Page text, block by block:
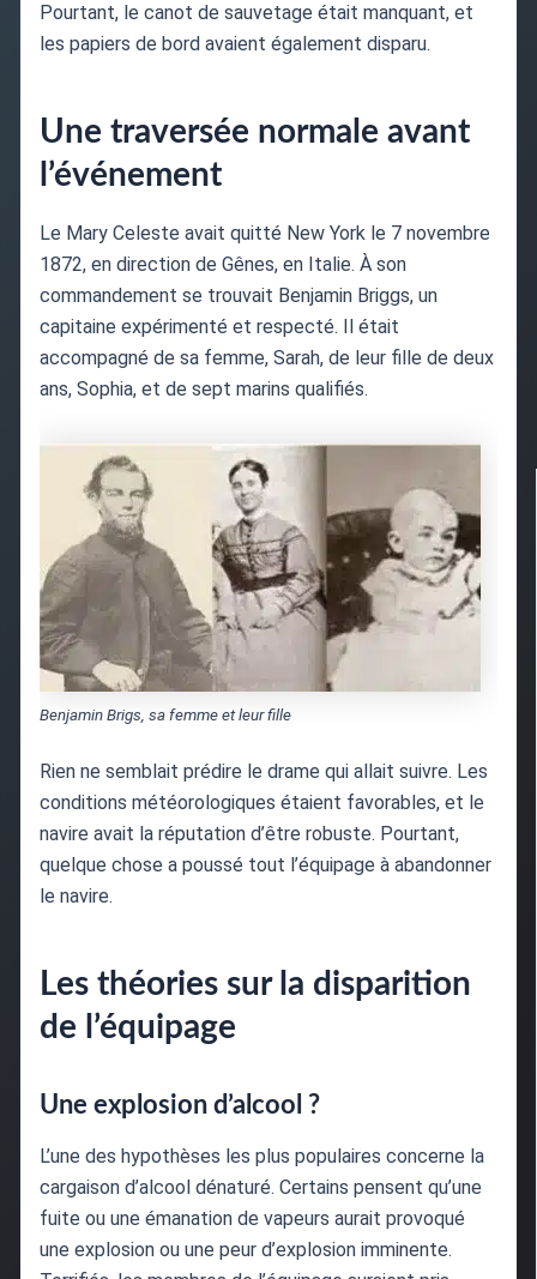
Pourtant, le canot de sauvetage était manquant, et
les papiers de bord avaient également disparu.
Une traversée normale avant
l’événement
Le Mary Celeste avait quitté New York le 7 novembre
1872, en direction de Gênes, en Italie. À son
commandement se trouvait Benjamin Briggs, un
capitaine expérimenté et respecté. Il était
accompagné de sa femme, Sarah, de leur fille de deux
ans, Sophia, et de sept marins qualifiés.
Benjamin Brigs, sa femme et leur fille
Rien ne semblait prédire le drame qui allait suivre. Les
conditions météorologiques étaient favorables, et le
navire avait la réputation d’être robuste. Pourtant,
quelque chose a poussé tout l’équipage à abandonner
le navire.
Les théories sur la disparition
de l’équipage
Une explosion d’alcool ?
L’une des hypothèses les plus populaires concerne la
cargaison d’alcool dénaturé. Certains pensent qu’une
fuite ou une émanation de vapeurs aurait provoqué
une explosion ou une peur d’explosion imminente.